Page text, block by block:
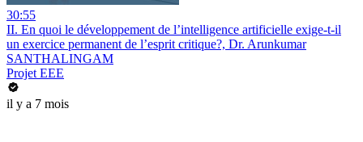
30:55
II. En quoi le développement de l’intelligence artificielle exige-t-il
un exercice permanent de l’esprit critique?, Dr. Arunkumar
SANTHALINGAM
Projet EEE
il y a 7 mois